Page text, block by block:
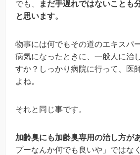
でも、
まだ手遅れではないことも
と思います。
物事には何でもその道のエキスパ
病気になったときに、一般人に治
すか？しっかり病院に行って、医
よね。
それと同じ事です。
加齢臭にも加齢臭専用の治し方が
プーなんか何でも良いや」ではな